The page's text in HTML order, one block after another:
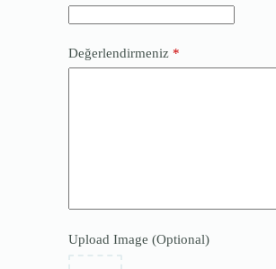
Değerlendirmeniz *
Upload Image (Optional)